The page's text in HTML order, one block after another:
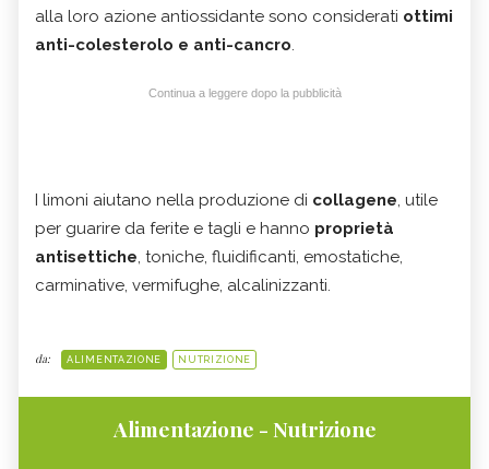
alla loro azione antiossidante sono considerati ottimi
anti-colesterolo e anti-cancro.
Continua a leggere dopo la pubblicità
I limoni aiutano nella produzione di collagene, utile
per guarire da ferite e tagli e hanno proprietà
antisettiche, toniche, fluidificanti, emostatiche,
carminative, vermifughe, alcalinizzanti.
da: ALIMENTAZIONE NUTRIZIONE
Alimentazione - Nutrizione